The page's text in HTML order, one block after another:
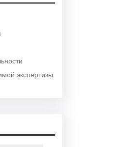
экспертизы